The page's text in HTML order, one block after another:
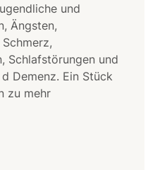
und
Ängsten,
Schlafstörungen und
Demenz. Ein Stück
zu mehr